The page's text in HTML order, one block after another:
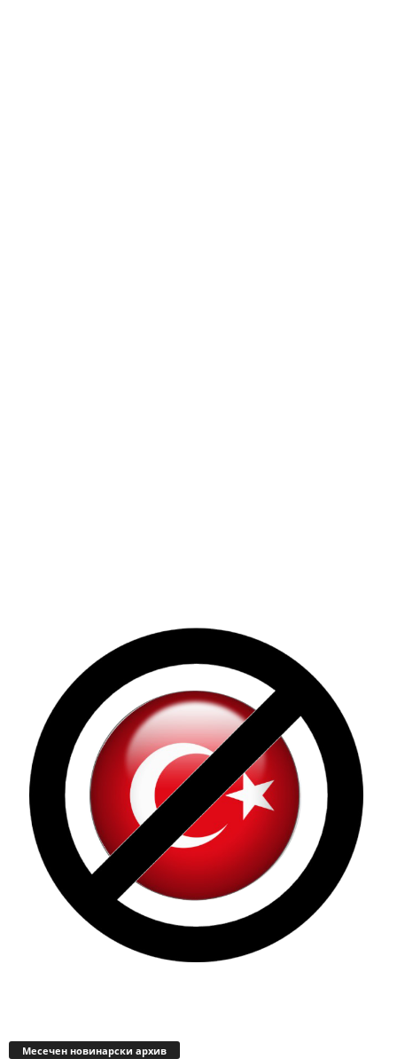
Месечен новинарски архив